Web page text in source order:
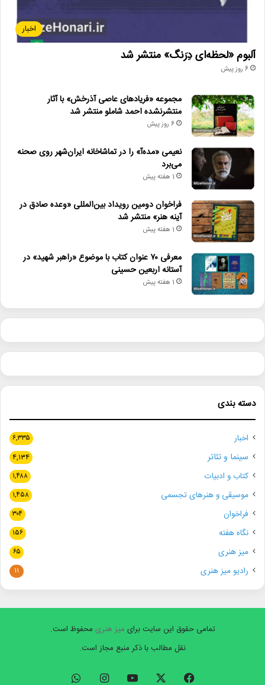
اخبار
آلبوم «لحظه‌ای دِرَنگ» منتشر شد
6 روز پیش
مجموعه «فریادهای عاصی آذرخش» با آثار
منتشرنشده احمد شاملو منتشر شد
6 روز پیش
نعیمی «مده‌آ» را در تماشاخانه ایران‌شهر روی صحنه
می‌برد
1 هفته پیش
فراخوان دومین رویداد بین‌المللی «وعده صادق در
آینه هنر» منتشر شد
1 هفته پیش
معرفی ۷۰ عنوان کتاب با موضوع «راهبر شهید» در
آستانه اربعین حسینی
1 هفته پیش
دسته بندی
اخبار ۶,۳۳۵
سینما و تئاتر ۴,۱۳۴
کتاب و ادبیات ۱,۴۸۸
موسیقی و هنرهای تجسمی ۱,۴۵۸
فراخوان ۳۰۴
نگاه هفته ۱۵۶
میز هنری ۶۵
رادیو میز هنری ۱۱
تمامی حقوق این سایت برای میز هنری محفوظ است.
نقل مطالب با ذکر منبع مجاز است.
فیسبوک ایکس یوتیوب اینستاگرام